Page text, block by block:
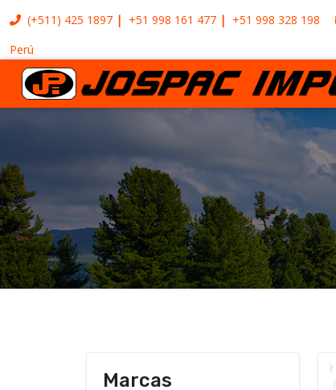
(+511) 425 1897 +51 998 161 477 +51 998 328 198
Perú
Marcas